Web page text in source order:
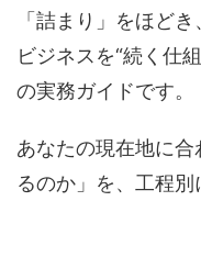
「詰まり」をほどき
ビジネスを“続く仕
の実務ガイドです。
あなたの現在地に
るのか」を、工程別